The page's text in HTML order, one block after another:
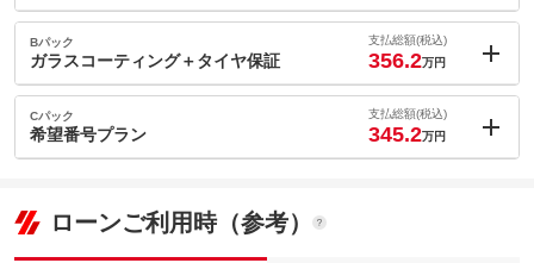
内：オプシ
ョン価格
(税込)
車両本体価
318.8万円
Bパック
ガラスコーティング＋タイヤ保証
支払総額(税込)
356.2万円
内：オプシ
ョン価格
(税込)
車両本体価
パック内容
Cパック
希望番号プラン
支払総額(税込)
345.2万円
車両本体価
318.8
ローンご利用時（参考）